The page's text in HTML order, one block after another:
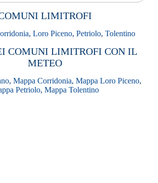
LIMITROFI
, Loro Piceno, Petriolo, Tolentino
COMUNI LIMITROFI CON IL
METEO
, Mappa Corridonia, Mappa Loro Piceno,
Petriolo, Mappa Tolentino